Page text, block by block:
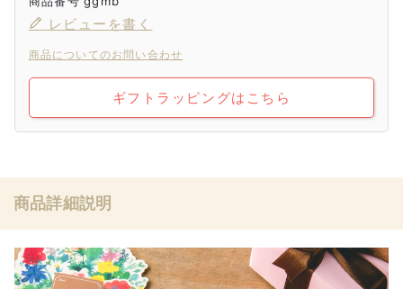
レビューを書く
商品についてのお問い合わせ
ギフトラッピングはこちら
商品詳細説明